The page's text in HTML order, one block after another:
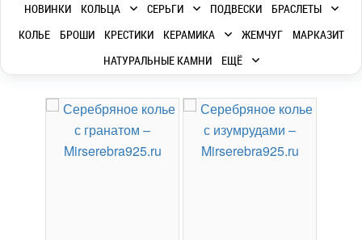
НОВИНКИ КОЛЬЦА СЕРЬГИ ПОДВЕСКИ
БРАСЛЕТЫ
КОЛЬЕ
БРОШИ КРЕСТИКИ КЕРАМИКА ЖЕМЧУГ
МАРКАЗИТ
НАТУРАЛЬНЫЕ КАМНИ
ЕЩЁ